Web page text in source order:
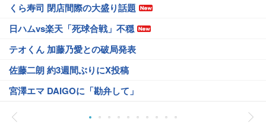
くら寿司 閉店間際の大盛り話題
日ハムvs楽天「死球合戦」不穏
テオくん 加藤乃愛との破局発表
佐藤二朗 約3週間ぶりにX投稿
宮澤エマ DAIGOに「勘弁して」